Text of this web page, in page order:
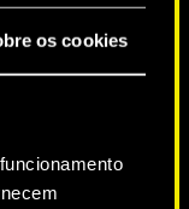
os cookies